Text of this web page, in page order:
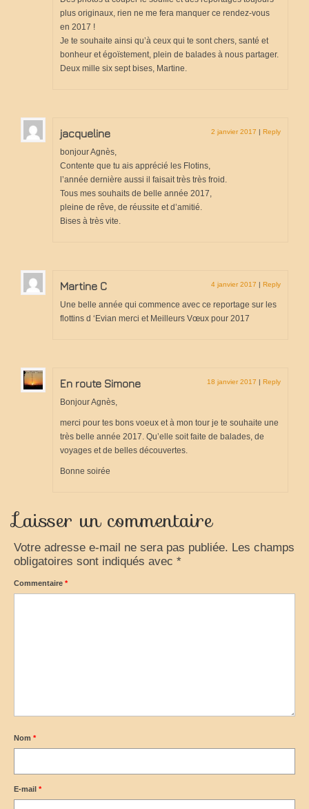
plus originaux, rien ne me fera manquer ce rendez-vous
en 2017 !
Je te souhaite ainsi qu’à ceux qui te sont chers, santé et
bonheur et égoïstement, plein de balades à nous partager.
Deux mille six sept bises, Martine.
jacqueline 2 janvier 2017 | Reply
bonjour Agnès,
Contente que tu ais apprécié les Flotins,
l’année dernière aussi il faisait très très froid.
Tous mes souhaits de belle année 2017,
pleine de rêve, de réussite et d’amitié.
Bises à très vite.
Martine C 4 janvier 2017 | Reply
Une belle année qui commence avec ce reportage sur les
flottins d ‘Evian merci et Meilleurs Vœux pour 2017
En route Simone 18 janvier 2017 | Reply
Bonjour Agnès,
merci pour tes bons voeux et à mon tour je te souhaite une
très belle année 2017. Qu’elle soit faite de balades, de
voyages et de belles découvertes.
Bonne soirée
Laisser un commentaire
Votre adresse e-mail ne sera pas publiée. Les champs
obligatoires sont indiqués avec *
Commentaire *
Nom *
E-mail *